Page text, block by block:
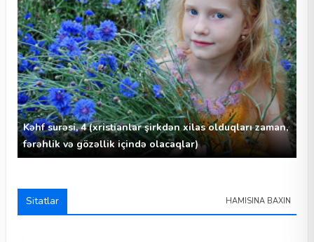
Kəhf surəsi, 4 (xristianlar şirkdən xilas olduqları zaman,
fərəhlik və gözəllik içində olacaqlar)
Sitatlar HAMISINA BAXIN